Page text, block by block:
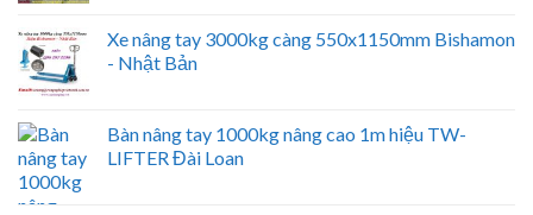
Xe nâng tay 3000kg càng 550x1150mm Bishamon
- Nhật Bản
Bàn nâng tay 1000kg nâng cao 1m hiệu TW-
LIFTER Đài Loan